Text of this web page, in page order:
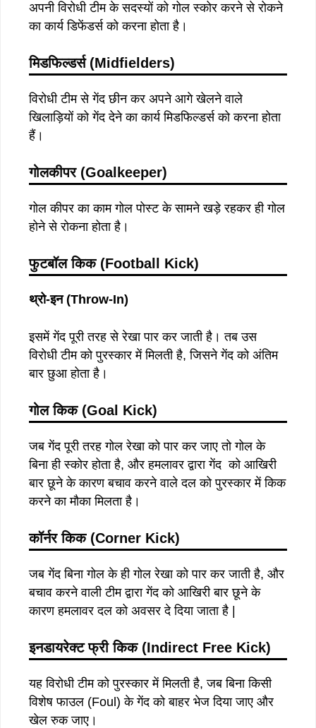
अपनी विरोधी टीम के सदस्यों को गोल स्कोर करने से रोकने
का कार्य डिफेंडर्स को करना होता है।
मिडफिल्डर्स (Midfielders)
विरोधी टीम से गेंद छीन कर अपने आगे खेलने वाले
खिलाड़ियों को गेंद देने का कार्य मिडफिल्डर्स को करना होता
हैं।
गोलकीपर (Goalkeeper)
गोल कीपर का काम गोल पोस्ट के सामने खड़े रहकर ही गोल
होने से रोकना होता है।
फुटबॉल किक (Football Kick)
थ्रो-इन (Throw-In)
इसमें गेंद पूरी तरह से रेखा पार कर जाती है। तब उस
विरोधी टीम को पुरस्कार में मिलती है, जिसने गेंद को अंतिम
बार छुआ होता है।
गोल किक (Goal Kick)
जब गेंद पूरी तरह गोल रेखा को पार कर जाए तो गोल के
बिना ही स्कोर होता है, और हमलावर द्वारा गेंद को आखिरी
बार छूने के कारण बचाव करने वाले दल को पुरस्कार में किक
करने का मौका मिलता है।
कॉर्नर किक (Corner Kick)
जब गेंद बिना गोल के ही गोल रेखा को पार कर जाती है, और
बचाव करने वाली टीम द्वारा गेंद को आखिरी बार छूने के
कारण हमलावर दल को अवसर दे दिया जाता है |
इनडायरेक्ट फ्री किक (Indirect Free Kick)
यह विरोधी टीम को पुरस्कार में मिलती है, जब बिना किसी
विशेष फाउल (Foul) के गेंद को बाहर भेज दिया जाए और
खेल रुक जाए।